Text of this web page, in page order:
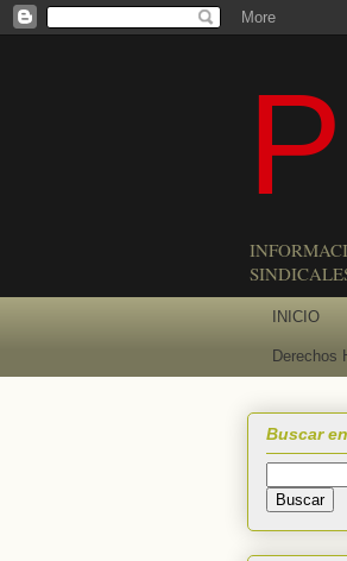
INICIO
Derechos
Buscar